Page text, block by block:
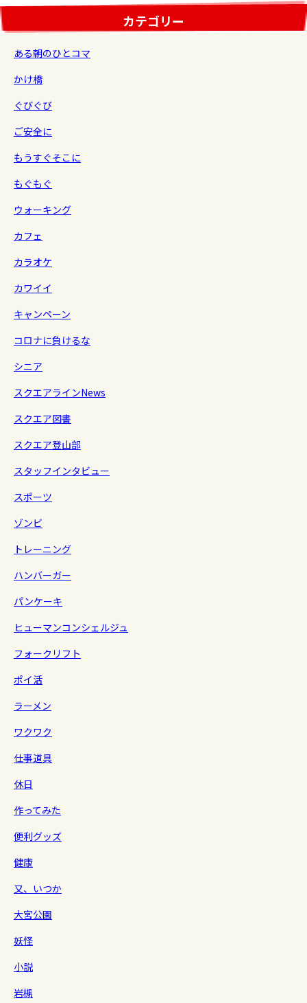
カテゴリー
ある朝のひとコマ
かけ橋
ぐびぐび
ご安全に
もうすぐそこに
もぐもぐ
ウォーキング
カフェ
カラオケ
カワイイ
キャンペーン
コロナに負けるな
シニア
スクエアラインNews
スクエア図書
スクエア登山部
スタッフインタビュー
スポーツ
ゾンビ
トレーニング
ハンバーガー
パンケーキ
ヒューマンコンシェルジュ
フォークリフト
ポイ活
ラーメン
ワクワク
仕事道具
休日
作ってみた
便利グッズ
健康
又、いつか
大宮公園
妖怪
小説
岩槻